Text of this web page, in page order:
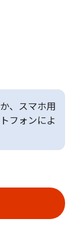
、スマホ用
フォンによ